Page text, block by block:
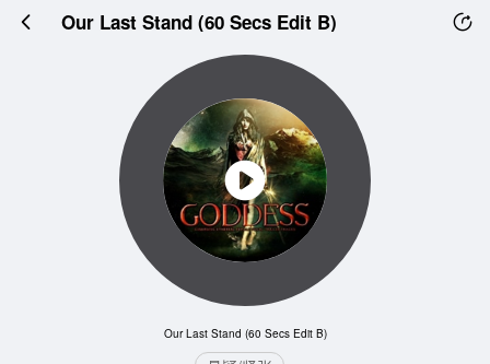
Our Last Stand (60 Secs Edit B)
Our Last Stand (60 Secs Edit B)